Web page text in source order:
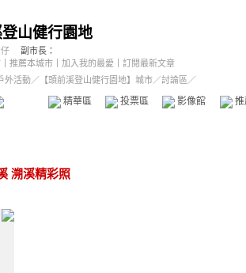
山健行園地
副市長：
推薦本城市 加入我的最愛
訂閱最新文章
外活動／ 【頭前溪登山健行園地】城市／討論區／
精華區 投票區 影像館
溯溪精彩照